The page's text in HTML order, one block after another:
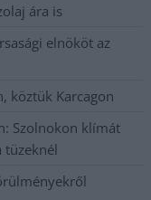
ára is
elnököt az
köztük Karcagon
Szolnokon klímát
tüzeknél